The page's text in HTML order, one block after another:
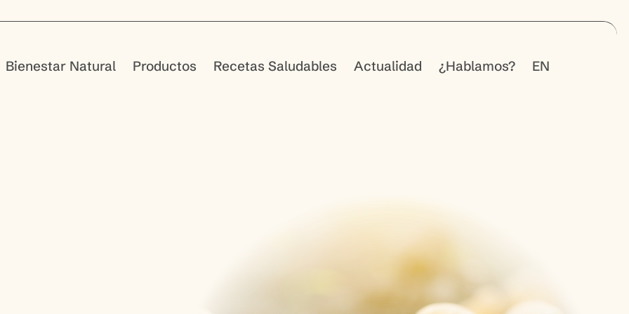
Bienestar Natural Productos Recetas Saludables Actualidad ¿Hablamos? EN